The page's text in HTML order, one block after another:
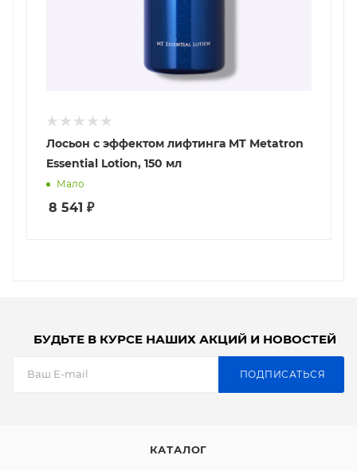
Лосьон с эффектом лифтинга MT Metatron
Essential Lotion, 150 мл
Мало
8 541 ₽
БУДЬТЕ В КУРСЕ НАШИХ АКЦИЙ И НОВОСТЕЙ
ПОДПИСАТЬСЯ
КАТАЛОГ